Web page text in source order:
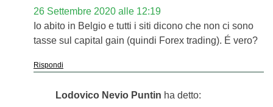
26 Settembre 2020 alle 12:19
Io abito in Belgio e tutti i siti dicono che non ci sono
tasse sul capital gain (quindi Forex trading). É vero?
Rispondi
Lodovico Nevio Puntin ha detto: